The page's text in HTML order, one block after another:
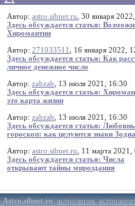
Автор: astro.sibnet.ru , 30 января
Здесь обсуждается статья:
Хиромантии
Автор: 271033511
, 16 января 2022,
Здесь обсуждается статья: Как
личное денежное число
Автор: zabzab , 13 июля 2021, 16:30
Здесь обсуждается статья:
это карта жизни
Автор: zabzab , 13 июля 2021, 16:30
Здесь обсуждается статья:
гороскоп: как целуются знаки
Автор: astro.sibnet.ru , 11 марта 2021,
Здесь обсуждается статья: Числа
открывают тайны мироздания
Astro.sibnet.ru:астрология,